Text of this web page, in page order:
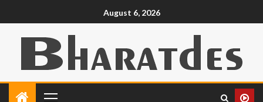
August 6, 2026